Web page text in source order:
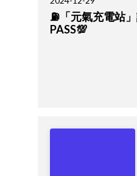
⛽「元氣充電站
PASS💯